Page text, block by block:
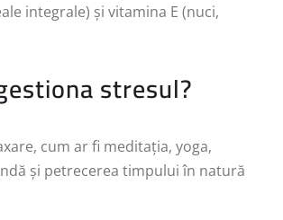
integrale) și vitamina E (nuci,
stresul?
cum ar fi meditația, yoga,
și petrecerea timpului în natură